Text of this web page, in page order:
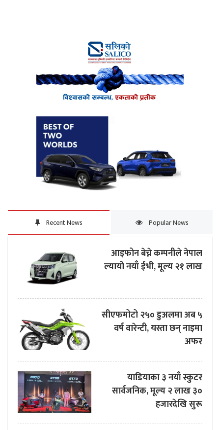
Recent News Popular News
आइफोन बेच्ने कम्पनीले नेपाल
ल्यायो नयाँ ईभी, मूल्य २१ लाख
सीएफमोटो २५० डुअलमा अब ५
वर्ष वारेन्टी, यस्ता छन् नाइमा
अफर
याडियाका ३ नयाँ स्कुटर
सार्वजनिक, मूल्य २ लाख ३०
हजारदेखि सुरू